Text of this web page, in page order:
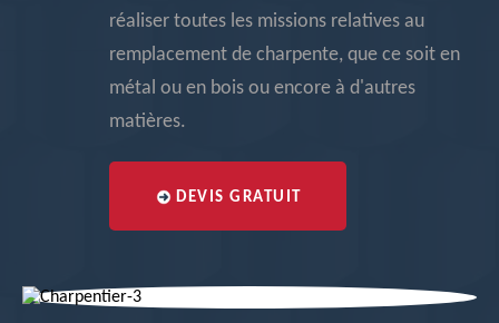
réaliser toutes les missions relatives au
remplacement de charpente, que ce soit en
métal ou en bois ou encore à d'autres
matières.
DEVIS GRATUIT